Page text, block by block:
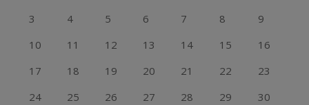
3
4 5 6 7 8
9
10
11 12 13 14 15
16
17
18 19 20 21 22
23
24
25 26 27 28 29
30